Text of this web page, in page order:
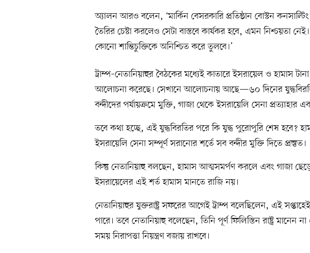
অ্যালন আরও বলেন, ‘মার্কিন বেসরকারি প্রতিষ্ঠান বোস্টন
তৈরির চেষ্টা করলেও সেটা বাস্তবে কার্যকর হবে, এমন নিশ্চয়তা
কোনো শান্তিচুক্তিকে অনিশ্চিত করে তুলবে।’
ট্রাম্প–নেতানিয়াহুর বৈঠকের মধ্যেই কাতারে ইসরায়েল ও হামাস
আলোচনা করেছে। সেখানে আলোচনায় আছে—৬০ দিনের
বন্দীদের পর্যায়ক্রমে মুক্তি, গাজা থেকে ইসরায়েলি সেনা
তবে কথা হচ্ছে, এই যুদ্ধবিরতির পরে কি যুদ্ধ পুরোপুরি শেষ হবে?
ইসরায়েলি সেনা সম্পূর্ণ সরানোর শর্তে সব বন্দীর মুক্তি দিতে প্রস্তুত।
কিন্তু নেতানিয়াহু বলছেন, হামাস আত্মসমর্পণ করলে এবং গাজা
ইসরায়েলের এই শর্ত হামাস মানতে রাজি নয়।
নেতানিয়াহুর যুক্তরাষ্ট্র সফরের আগেই ট্রাম্প বলেছিলেন, এই
পারে। তবে নেতানিয়াহু বলেছেন, তিনি পূর্ণ ফিলিস্তিন রাষ্ট্র
সময় নিরাপত্তা নিয়ন্ত্রণ বজায় রাখবে।